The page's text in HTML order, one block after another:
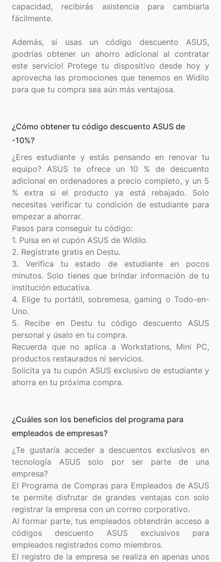
capacidad, recibirás asistencia para cambiarla
fácilmente.
Además, si usas un código descuento ASUS,
¡podrías obtener un ahorro adicional al contratar
este servicio! Protege tu dispositivo desde hoy y
aprovecha las promociones que tenemos en Widilo
¿Cómo obtener tu código descuento ASUS de
-10%?
¿Eres estudiante y estás pensando en renovar tu
equipo? ASUS te ofrece un 10 % de descuento
adicional en ordenadores a precio completo, y un 5
% extra si el producto ya está rebajado. Solo
necesitas verificar tu condición de estudiante para
empezar a ahorrar.
Pasos para conseguir tu código:
1. Pulsa en el cupón ASUS de Widilo.
2. Regístrate gratis en Destu.
3. Verifica tu estado de estudiante en pocos
minutos. Solo tienes que brindar información de tu
institución educativa.
4. Elige tu portátil, sobremesa, gaming o Todo-en-
Uno.
5. Recibe en Destu tu código descuento ASUS
personal y úsalo en tu compra.
Recuerda que no aplica a Workstations, Mini PC,
productos restaurados ni servicios.
Solicita ya tu cupón ASUS exclusivo de estudiante y
¿Cuáles son los beneficios del programa para
empleados de empresas?
¿Te gustaría acceder a descuentos exclusivos en
tecnología ASUS solo por ser parte de una
empresa?
El Programa de Compras para Empleados de ASUS
te permite disfrutar de grandes ventajas con solo
registrar la empresa con un correo corporativo.
Al formar parte, tus empleados obtendrán acceso a
códigos descuento ASUS exclusivos para
empleados registrados como miembros.
El registro de la empresa se realiza en apenas unos